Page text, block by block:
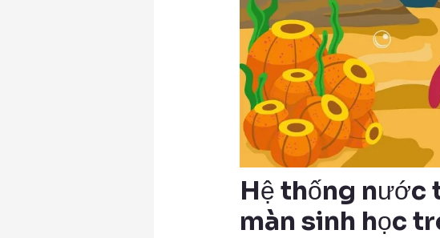
Hệ thống nước
màn sinh học